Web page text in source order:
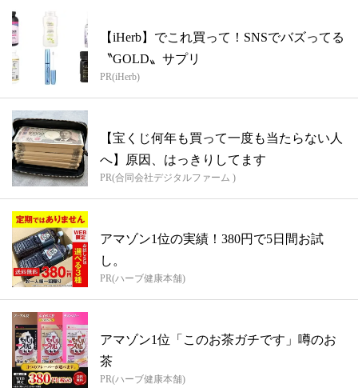
【iHerb】でこれ買って！SNSでバズってる
〝GOLD〟サプリ
PR(iHerb)
【宝くじ何年も買って一度も当たらない人
へ】原因、はっきりしてます
PR(合同会社デジタルファーム )
アマゾン1位の実績！380円で5日間お試
し。
PR(ハーブ健康本舗)
アマゾン1位「このお茶ガチです」噂のお
茶
PR(ハーブ健康本舗)